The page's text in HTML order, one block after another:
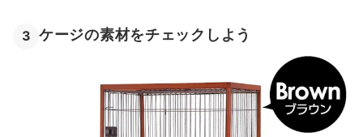
3 ケージの素材をチェックしよう